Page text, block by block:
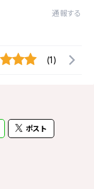
通報する
(1)
ポスト